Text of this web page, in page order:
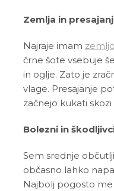
Zemlja in
Najraje imam
črne šote vsebuje
in oglje. Zato je
vlage. Presajanje
začnejo kukati
Bolezni in
Sem srednje
občasno lahko
Najbolj pogosto me